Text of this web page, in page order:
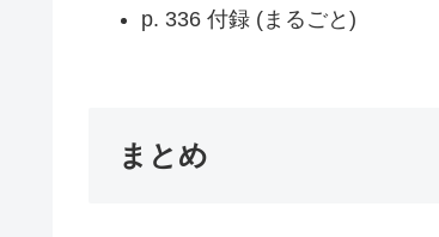
p. 336 付録 (まるごと)
まとめ